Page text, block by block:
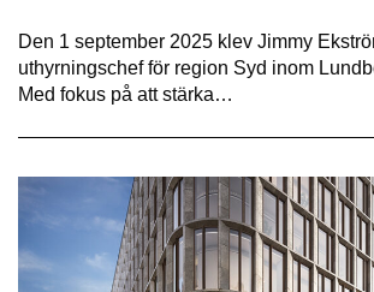
Den 1 september 2025 klev Jimmy
uthyrningschef för region Syd inom
Med fokus på att stärka…